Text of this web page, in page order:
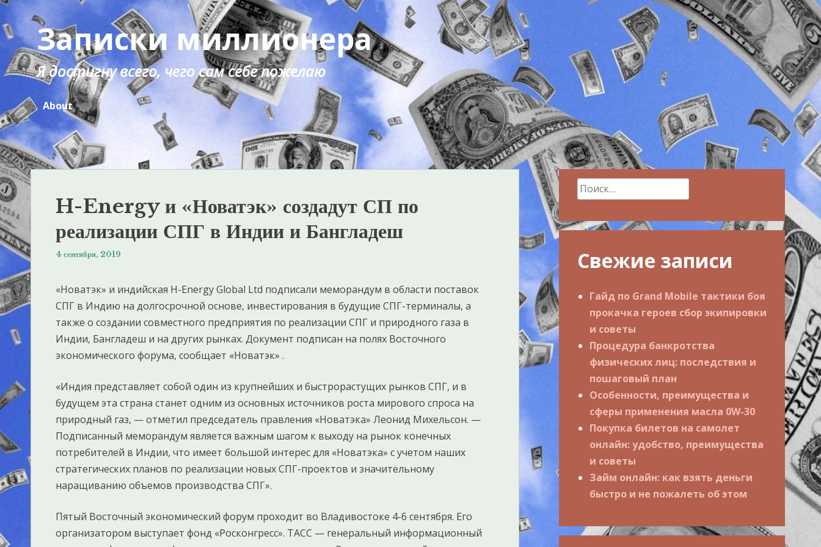
Перейти
к
содержаниюЗаписки миллионера
Я достигну всего, чего сам себе пожелаю
About
H-Energy и «Новатэк» создадут СП по
реализации СПГ в Индии и Бангладеш
4 сентября, 2019
«Новатэк» и индийская H-Energy Global Ltd подписали меморандум в области поставок
СПГ в Индию на долгосрочной основе, инвестирования в будущие СПГ-терминалы, а
также о создании совместного предприятия по реализации СПГ и природного газа в
Индии, Бангладеш и на других рынках. Документ подписан на полях Восточного
экономического форума, сообщает «Новатэк» .
«Индия представляет собой один из крупнейших и быстрорастущих рынков СПГ, и в
будущем эта страна станет одним из основных источников роста мирового спроса на
природный газ, — отметил председатель правления «Новатэка» Леонид Михельсон. —
Подписанный меморандум является важным шагом к выходу на рынок конечных
потребителей в Индии, что имеет большой интерес для «Новатэка» с учетом наших
стратегических планов по реализации новых СПГ-проектов и значительному
наращиванию объемов производства СПГ».
Пятый Восточный экономический форум проходит во Владивостоке 4-6 сентября. Его
организатором выступает фонд «Росконгресс». ТАСС — генеральный информационный
Найти:
Свежие записи
Гайд по Grand Mobile тактики боя
прокачка героев сбор экипировки
и советы
Процедура банкротства
физических лиц: последствия и
пошаговый план
Особенности, преимущества и
сферы применения масла 0W-30
Покупка билетов на самолет
онлайн: удобство, преимущества
и советы
Займ онлайн: как взять деньги
быстро и не пожалеть об этом